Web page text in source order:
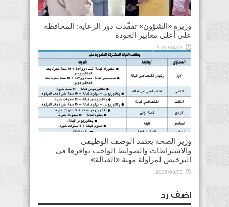
وزيرة «الشؤون» تفقّدت دور الرعاية: المحافظة
على أعلى معايير الجودة
2026/08/03
وزير الصحة يعتمد الوصف الوظيفي
والاشتراطات والضوابط الواجب توافرها في
الترخيص لمزاولة مهنة «القبالة»
2026/08/03
اضف رد